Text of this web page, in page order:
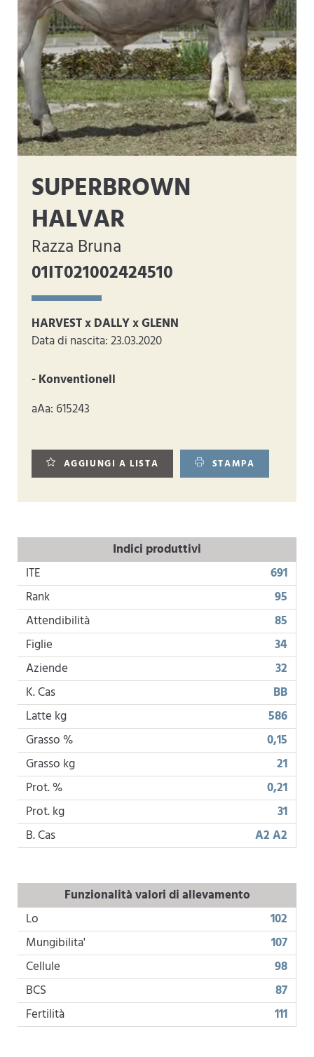
SUPERBROWN
HALVAR
Razza Bruna
01IT021002424510
HARVEST x DALLY x GLENN
Data di nascita: 23.03.2020
- Konventionell
aAa: 615243
AGGIUNGI A LISTA STAMPA
Indici produttivi
ITE
691
Rank
95
Attendibilità
85
Figlie
34
Aziende
32
K. Cas
BB
Latte kg
586
Grasso %
0,15
Grasso kg
21
Prot. %
0,21
Prot. kg
31
B. Cas
A2 A2
Funzionalità valori di allevamento
Lo
102
Mungibilita'
107
Cellule
98
BCS
87
Fertilità
111